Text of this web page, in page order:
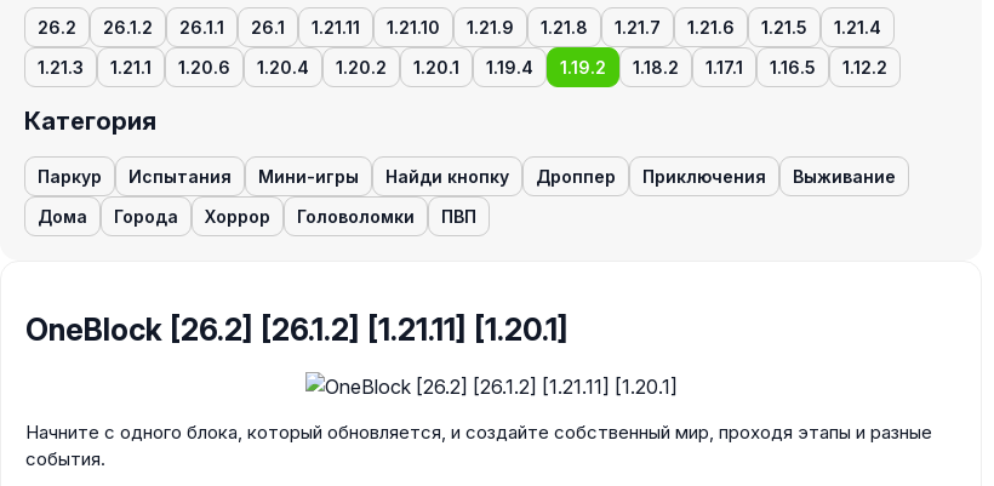
26.2 26.1.2 26.1.1 26.1 1.21.11 1.21.10 1.21.9 1.21.8 1.21.7 1.21.6 1.21.5
1.21.4
1.21.3
1.21.1 1.20.6 1.20.4 1.20.2 1.20.1 1.19.4 1.19.2 1.18.2 1.17.1 1.16.5 1.12.2
Категория
Паркур Испытания Мини-игры Найди кнопку Дроппер Приключения
Выживание
Дома
Города Хоррор Головоломки ПВП
OneBlock [26.2] [26.1.2] [1.21.11] [1.20.1]
Начните с одного блока, который обновляется, и создайте собственный мир, проходя этапы и разные
события.